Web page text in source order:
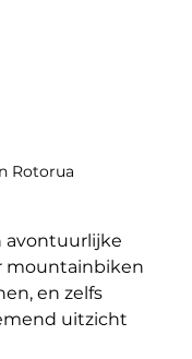
Rotorua
avontuurlijke
mountainbiken
en zelfs
uitzicht